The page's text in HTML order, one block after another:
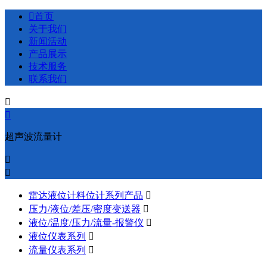
首页
关于我们
新闻活动
产品展示
技术服务
联系我们


超声波流量计


雷达液位计料位计系列产品 
压力/液位/差压/密度变送器 
液位/温度/压力/流量-报警仪 
液位仪表系列 
流量仪表系列 